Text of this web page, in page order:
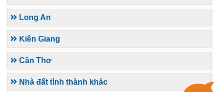
Long An
Kiên Giang
Cần Thơ
Nhà đất tỉnh thành khác